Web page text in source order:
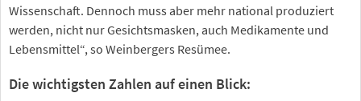
Wissenschaft. Dennoch muss aber mehr national produziert
werden, nicht nur Gesichtsmasken, auch Medikamente und
Lebensmittel“, so Weinbergers Resümee.
Die wichtigsten Zahlen auf einen Blick: